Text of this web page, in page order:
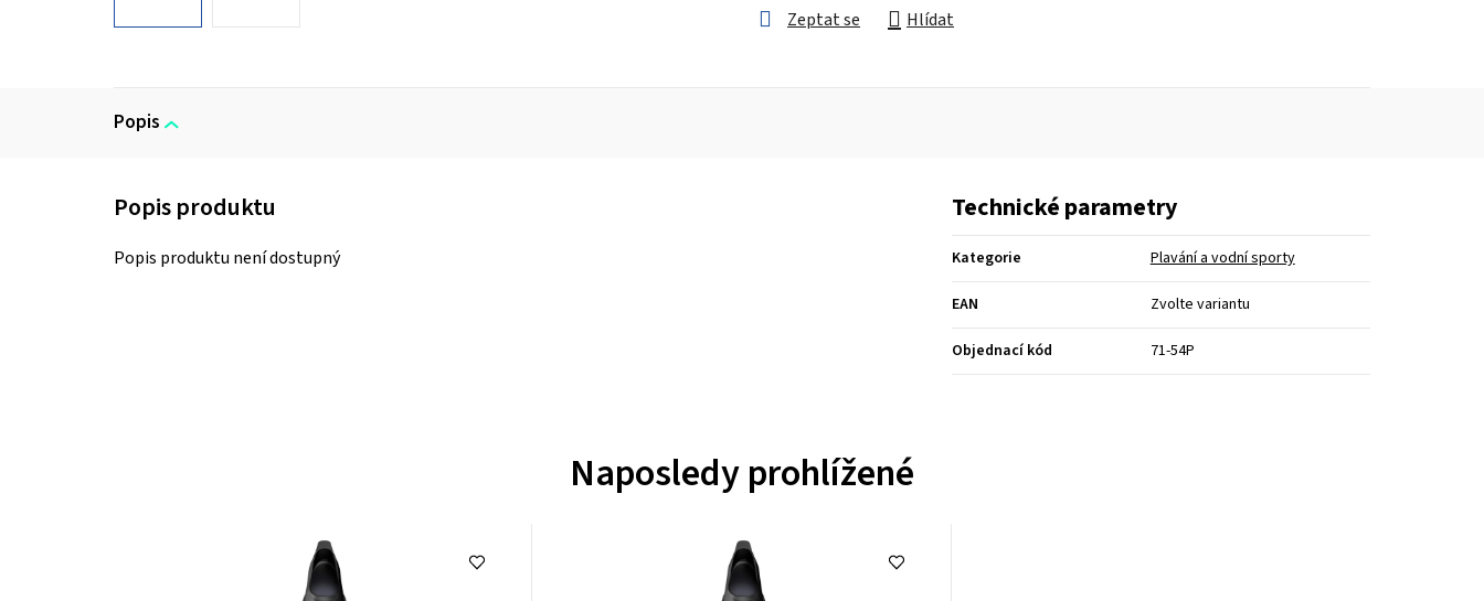
Zeptat se Hlídat
Popis
Popis produktu není dostupný
Technické parametry
Kategorie Plavání a vodní sporty
EAN Zvolte variantu
Objednací kód 71-54P
Naposledy prohlížené